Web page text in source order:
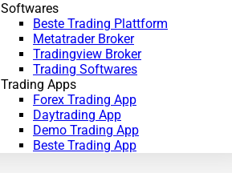
Softwares
Beste Trading Plattform
Metatrader Broker
Tradingview Broker
Trading Softwares
Trading Apps
Forex Trading App
Daytrading App
Demo Trading App
Beste Trading App